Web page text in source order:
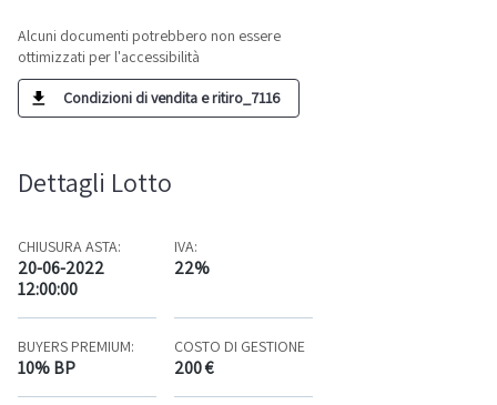
Alcuni documenti potrebbero non essere
ottimizzati per l'accessibilità
Condizioni di vendita e ritiro_7116
Dettagli Lotto
CHIUSURA ASTA:
20-06-2022
12:00:00
IVA:
22%
BUYERS PREMIUM:
10% BP
COSTO DI GESTIONE
200 €